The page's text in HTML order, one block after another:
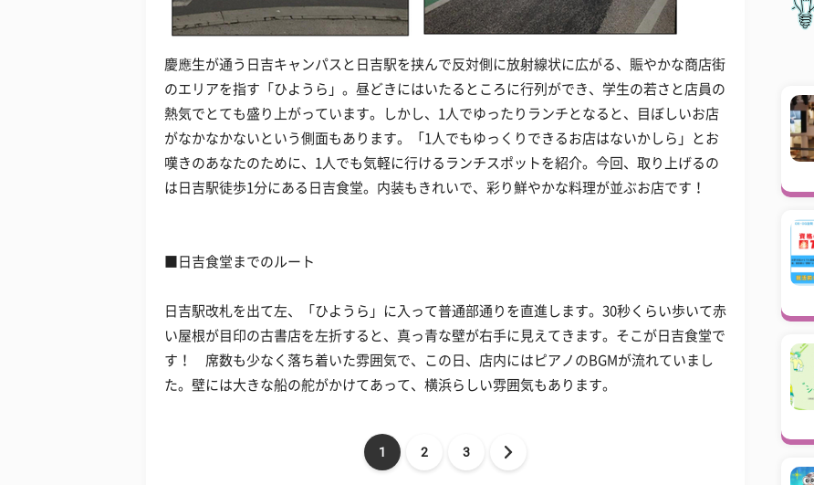
慶應生が通う日吉キャンパスと日吉駅を挟んで反対側に放射線状に広がる、賑やかな商店街
のエリアを指す「ひようら」。昼どきにはいたるところに行列ができ、学生の若さと店員の
熱気でとても盛り上がっています。しかし、1人でゆったりランチとなると、目ぼしいお店
がなかなかないという側面もあります。「1人でもゆっくりできるお店はないかしら」とお
嘆きのあなたのために、1人でも気軽に行けるランチスポットを紹介。今回、取り上げるの
は日吉駅徒歩1分にある日吉食堂。内装もきれいで、彩り鮮やかな料理が並ぶお店です！
■日吉食堂までのルート
日吉駅改札を出て左、「ひようら」に入って普通部通りを直進します。30秒くらい歩いて赤
い屋根が目印の古書店を左折すると、真っ青な壁が右手に見えてきます。そこが日吉食堂で
す！ 席数も少なく落ち着いた雰囲気で、この日、店内にはピアノのBGMが流れていまし
た。壁には大きな船の舵がかけてあって、横浜らしい雰囲気もあります。
1 2 3